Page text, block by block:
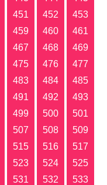
451 452
453
459 460
461
467 468
469
475 476
477
483 484
485
491 492
493
499 500
501
507 508
509
515 516
517
523 524
525
531 532
533